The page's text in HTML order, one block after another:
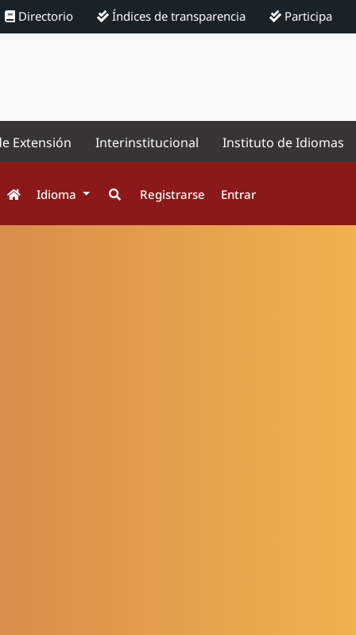
Directorio Índices de transparencia Participa
Extensión Interinstitucional Instituto de Idiomas
Idioma Registrarse Entrar